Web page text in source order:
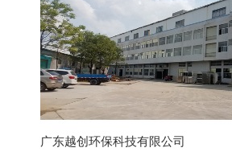
广东越创环保科技有限公司